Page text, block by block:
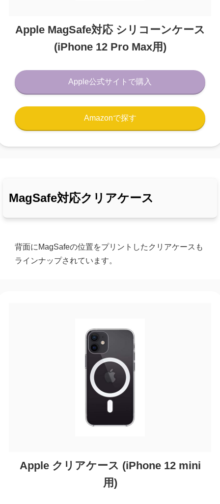
Apple MagSafe対応 シリコーンケース
(iPhone 12 Pro Max用)
Apple公式サイトで購入
Amazonで探す
MagSafe対応クリアケース
背面にMagSafeの位置をプリントしたクリアケースも
ラインナップされています。
Apple クリアケース (iPhone 12 mini
用)